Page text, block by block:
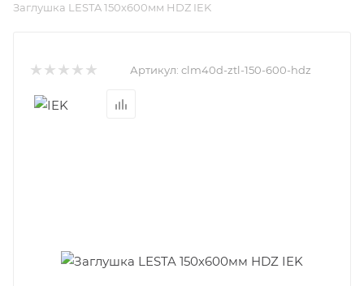
Заглушка LESTA 150х600мм HDZ IEK
Артикул: clm40d-ztl-150-600-hdz